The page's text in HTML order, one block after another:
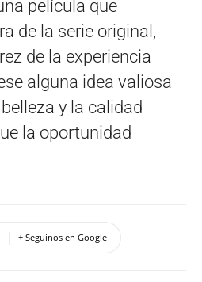
película que
de la serie original,
de la experiencia
alguna idea valiosa
y la calidad
la oportunidad
+ Seguinos en Google